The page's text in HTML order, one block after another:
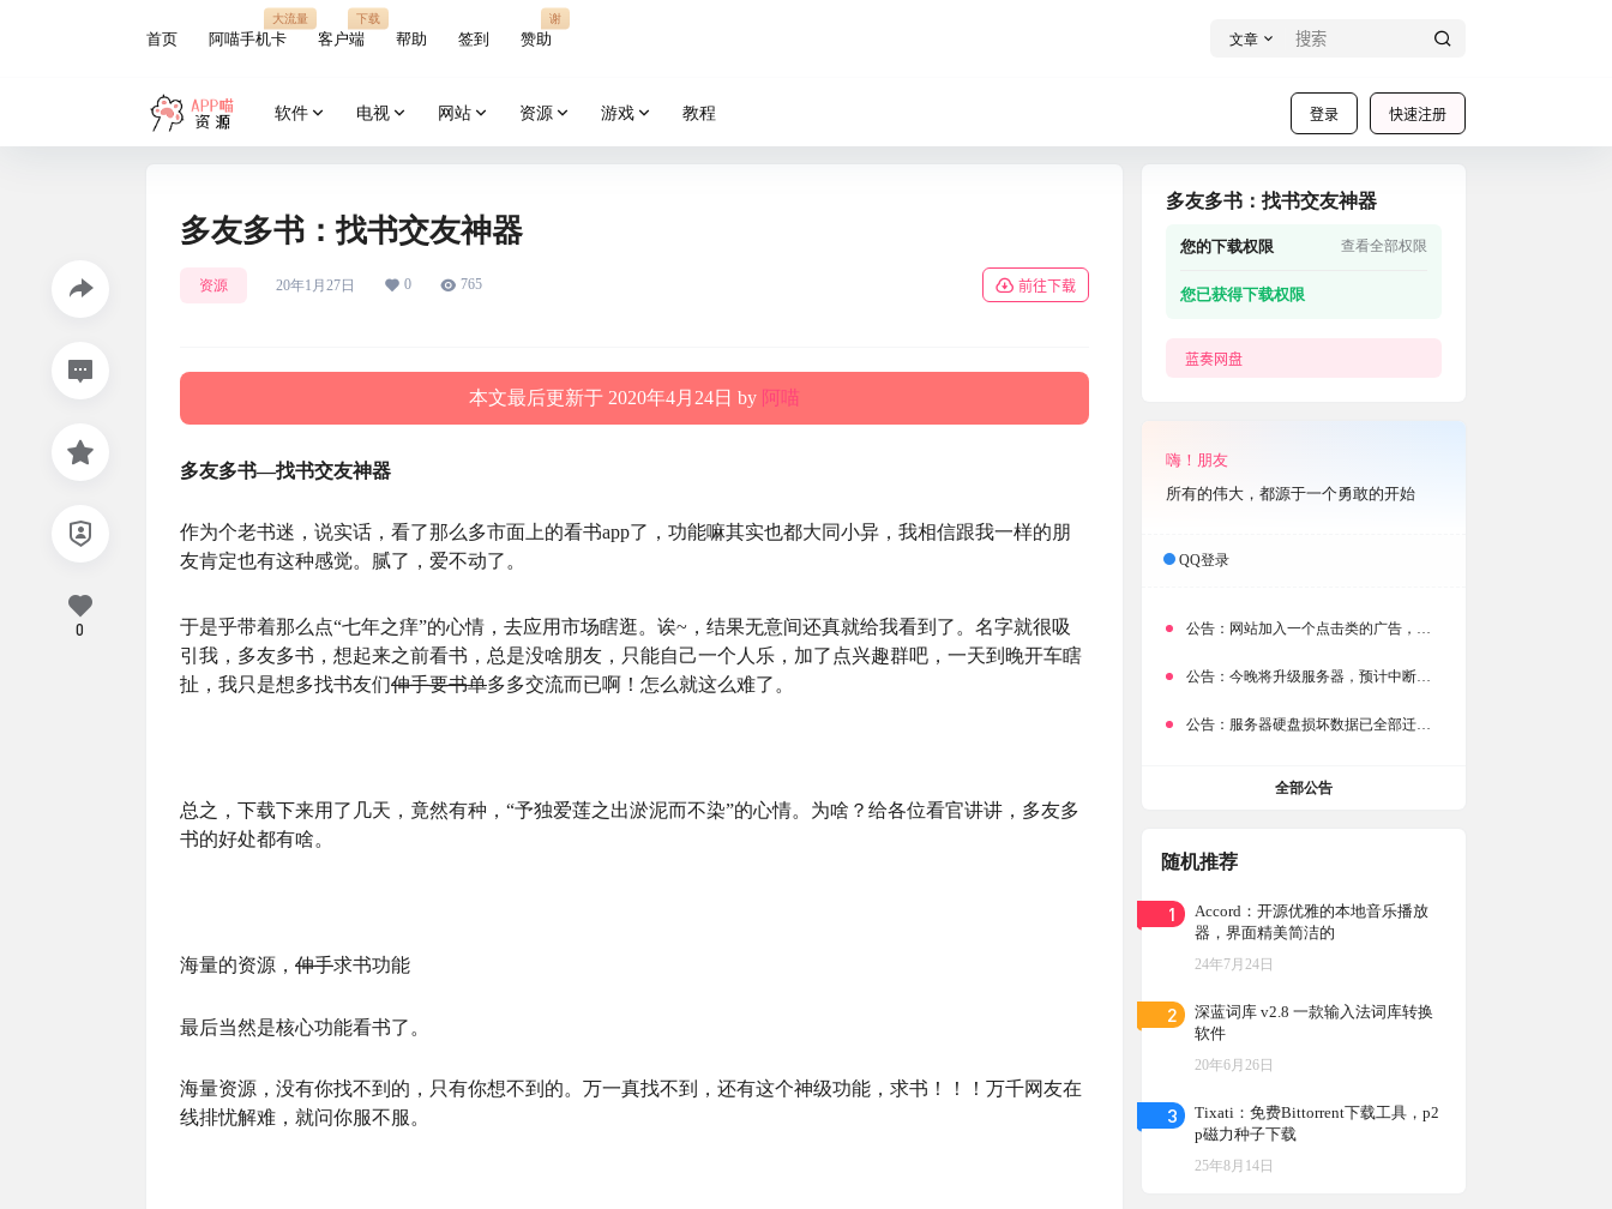
首页 阿喵手机卡
大流量
客户端
下载
帮助 签到 赞助
谢
文章
登录 快速注册
软件 电视 网站 资源 游戏 教程
多友多书：找书交友神器
资源 20年1月27日 0 765 前往下载
本文最后更新于 2020年4月24日 by 阿喵
多友多书—找书交友神器
作为个老书迷，说实话，看了那么多市面上的看书app了，功能嘛其实也都大同小异，我相信跟我一样的朋
友肯定也有这种感觉。腻了，爱不动了。
于是乎带着那么点“七年之痒”的心情，去应用市场瞎逛。诶~，结果无意间还真就给我看到了。名字就很吸
引我，多友多书，想起来之前看书，总是没啥朋友，只能自己一个人乐，加了点兴趣群吧，一天到晚开车瞎
扯，我只是想多找书友们伸手要书单多多交流而已啊！怎么就这么难了。
总之，下载下来用了几天，竟然有种，“予独爱莲之出淤泥而不染”的心情。为啥？给各位看官讲讲，多友多
书的好处都有啥。
海量的资源， 伸手求书功能
最后当然是核心功能看书了。
海量资源，没有你找不到的，只有你想不到的。万一真找不到，还有这个神级功能，求书！！！万千网友在
线排忧解难，就问你服不服。
0
多友多书：找书交友神器
您的下载权限 查看全部权限
您已获得下载权限
蓝奏网盘
嗨！朋友
所有的伟大，都源于一个勇敢的开始
QQ登录
公告： 网站加入一个点击类的广告，大家点击下载按钮需要注意
公告： 今晚将升级服务器，预计中断时常为1分钟
公告： 服务器硬盘损坏数据已全部迁移备份，网站恢复完成！
全部公告
随机推荐
1
Accord：开源优雅的本地音乐播放
器，界面精美简洁的
24年7月24日
2
深蓝词库 v2.8 一款输入法词库转换
软件
20年6月26日
3
Tixati：免费Bittorrent下载工具，p2
p磁力种子下载
25年8月14日